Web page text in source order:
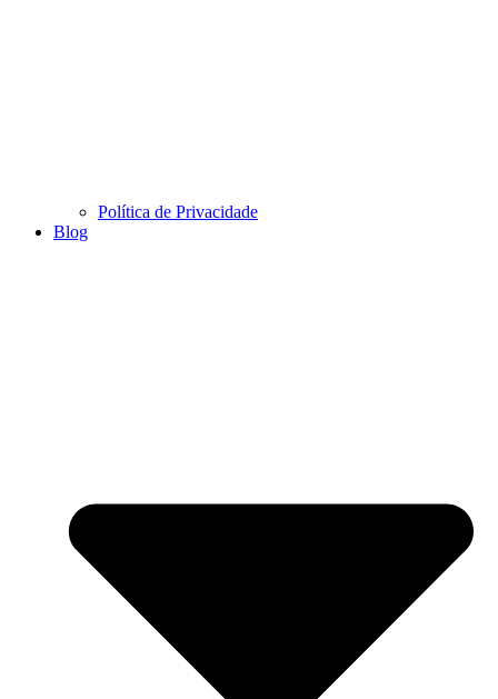
Política de Privacidade
Blog